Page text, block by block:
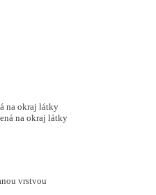
na okraj látky
na okraj látky
vrstvou